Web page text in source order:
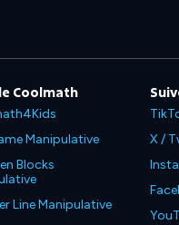
Coolmath
Manipulative
Blocks
Line Manipulative
X /